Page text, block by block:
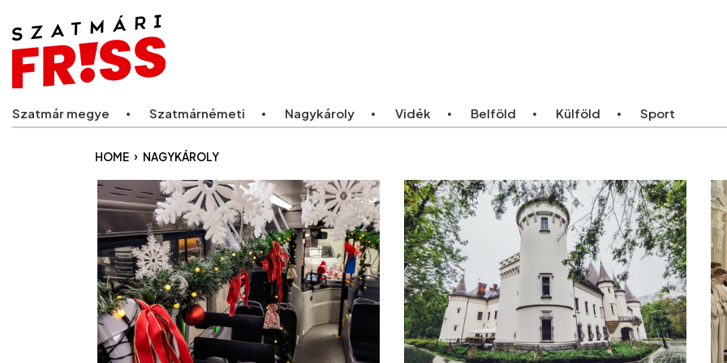
Szatmár megye Szatmárnémeti Nagykároly Vidék Belföld Külföld Sport
HOME › NAGYKÁROLY